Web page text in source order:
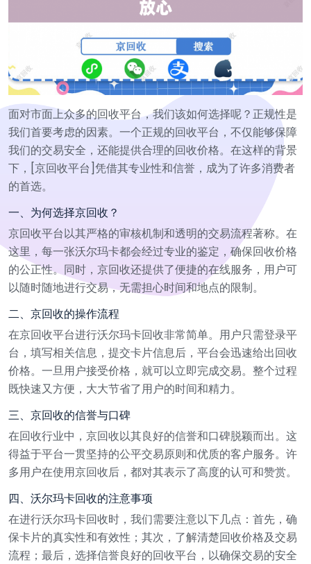
面对市面上众多的回收平台，我们该如何选择呢？正规性是
我们首要考虑的因素。一个正规的回收平台，不仅能够保障
我们的交易安全，还能提供合理的回收价格。在这样的背景
下，[京回收平台]凭借其专业性和信誉，成为了许多消费者
的首选。
一、为何选择京回收？
京回收平台以其严格的审核机制和透明的交易流程著称。在
这里，每一张沃尔玛卡都会经过专业的鉴定，确保回收价格
的公正性。同时，京回收还提供了便捷的在线服务，用户可
以随时随地进行交易，无需担心时间和地点的限制。
二、京回收的操作流程
在京回收平台进行沃尔玛卡回收非常简单。用户只需登录平
台，填写相关信息，提交卡片信息后，平台会迅速给出回收
价格。一旦用户接受价格，就可以立即完成交易。整个过程
既快速又方便，大大节省了用户的时间和精力。
三、京回收的信誉与口碑
在回收行业中，京回收以其良好的信誉和口碑脱颖而出。这
得益于平台一贯坚持的公平交易原则和优质的客户服务。许
多用户在使用京回收后，都对其表示了高度的认可和赞赏。
四、沃尔玛卡回收的注意事项
在进行沃尔玛卡回收时，我们需要注意以下几点：首先，确
保卡片的真实性和有效性；其次，了解清楚回收价格及交易
流程；最后，选择信誉良好的回收平台，以确保交易的安全